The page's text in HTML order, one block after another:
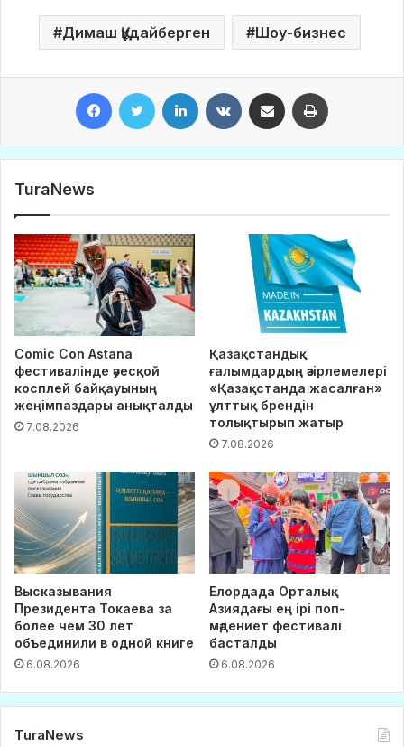
Димаш Құдайберген Шоу-бизнес
TuraNews
Comic Con Astana
фестивалінде әуесқой
косплей байқауының
жеңімпаздары анықталды
7.08.2026
Қазақстандық
ғалымдардың әзірлемелері
«Қазақстанда жасалған»
ұлттық брендін
толықтырып жатыр
7.08.2026
Высказывания
Президента Токаева за
более чем 30 лет
объединили в одной книге
6.08.2026
Елордада Орталық
Азиядағы ең ірі поп-
мәдениет фестивалі
басталды
6.08.2026
TuraNews